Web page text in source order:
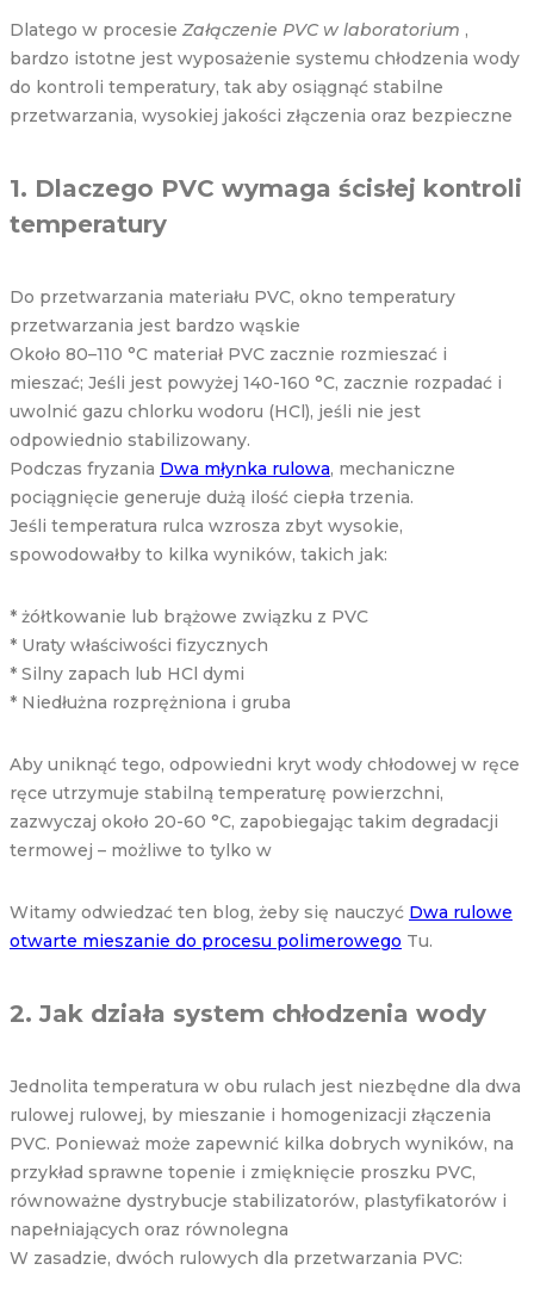
Dlatego w procesie Załączenie PVC w laboratorium ,
bardzo istotne jest wyposażenie systemu chłodzenia wody
do kontroli temperatury, tak aby osiągnąć stabilne
przetwarzania, wysokiej jakości złączenia oraz bezpieczne
1. Dlaczego PVC wymaga ścisłej kontroli
temperatury
Do przetwarzania materiału PVC, okno temperatury
przetwarzania jest bardzo wąskie
Około 80–110 °C materiał PVC zacznie rozmieszać i
mieszać; Jeśli jest powyżej 140-160 °C, zacznie rozpadać i
uwolnić gazu chlorku wodoru (HCl), jeśli nie jest
odpowiednio stabilizowany.
Podczas fryzania Dwa młynka rulowa, mechaniczne
pociągnięcie generuje dużą ilość ciepła trzenia.
Jeśli temperatura rulca wzrosza zbyt wysokie,
spowodowałby to kilka wyników, takich jak:
* żółtkowanie lub brążowe związku z PVC
* Uraty właściwości fizycznych
* Silny zapach lub HCl dymi
* Niedłużna rozprężniona i gruba
Aby uniknąć tego, odpowiedni kryt wody chłodowej w ręce
ręce utrzymuje stabilną temperaturę powierzchni,
zazwyczaj około 20-60 °C, zapobiegając takim degradacji
termowej – możliwe to tylko w
Witamy odwiedzać ten blog, żeby się nauczyć Dwa rulowe
otwarte mieszanie do procesu polimerowego Tu.
2. Jak działa system chłodzenia wody
Jednolita temperatura w obu rulach jest niezbędne dla dwa
rulowej rulowej, by mieszanie i homogenizacji złączenia
PVC. Ponieważ może zapewnić kilka dobrych wyników, na
przykład sprawne topenie i zmięknięcie proszku PVC,
równoważne dystrybucje stabilizatorów, plastyfikatorów i
napełniających oraz równolegna
W zasadzie, dwóch rulowych dla przetwarzania PVC: